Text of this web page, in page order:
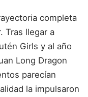
completa
Tras llegar a
Girls y al año
Long Dragon
parecían
la impulsaron